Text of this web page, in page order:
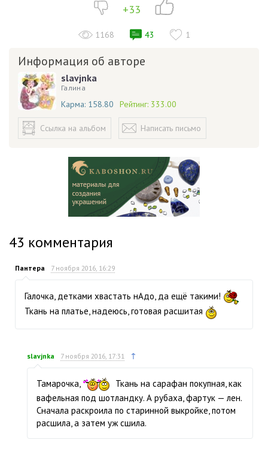
+33
1168 43 1
Информация об авторе
slavjnka
Галина
Карма: 158.80 Рейтинг: 333.00
Ссылка на альбом Написать письмо
43 комментария
Пантера 7 ноября 2016, 16:29
Галочка, детками хвастать нАдо, да ещё такими!
Ткань на платье, надеюсь, готовая расшитая
slavjnka 7 ноября 2016, 17:31 ↑
Тамарочка,
Ткань на сарафан покупная, как
вафельная под шотландку. А рубаха, фартук — лен.
Сначала раскроила по старинной выкройке, потом
расшила, а затем уж сшила.